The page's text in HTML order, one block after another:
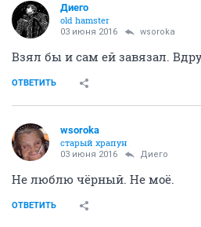
Диего
old hamster
03 июня 2016 wsoroka
Взял бы и сам ей завязал.
ОТВЕТИТЬ
wsoroka
старый храпун
03 июня 2016 Диего
Не люблю чёрный. Не моё.
ОТВЕТИТЬ